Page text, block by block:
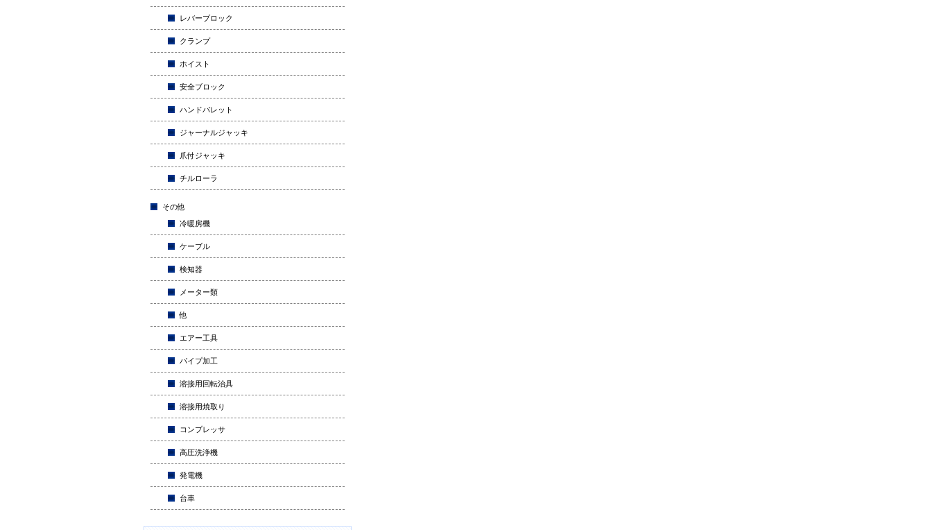
レバーブロック
クランプ
ホイスト
安全ブロック
ハンドパレット
ジャーナルジャッキ
爪付ジャッキ
チルローラ
その他
冷暖房機
ケーブル
検知器
メーター類
他
エアー工具
パイプ加工
溶接用回転治具
溶接用焼取り
コンプレッサ
高圧洗浄機
発電機
台車